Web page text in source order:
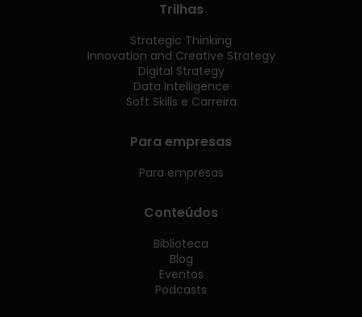
Trilhas
Strategic Thinking
Innovation and Creative Strategy
Digital Strategy
Data Intelligence
Soft Skills e Carreira
Para empresas
Para empresas
Conteúdos
Biblioteca
Blog
Eventos
Podcasts